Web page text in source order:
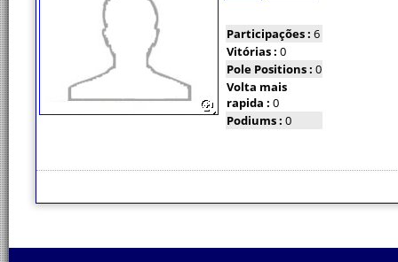
Participações : 6
Vitórias : 0
Pole Positions : 0
Volta mais
rapida : 0
Podiums : 0